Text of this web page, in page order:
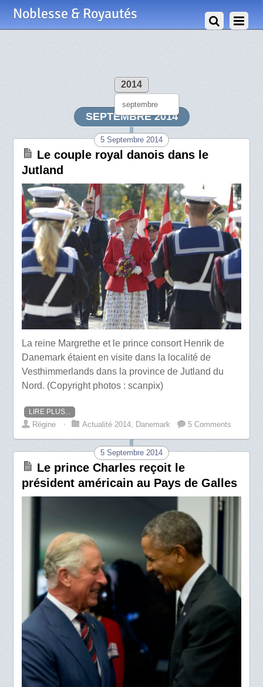
Noblesse & Royautés
2014
septembre
SEPTEMBRE 2014
5 Septembre 2014
Le couple royal danois dans le
Jutland
La reine Margrethe et le prince consort Henrik de
Danemark étaient en visite dans la localité de
Vesthimmerlands dans la province de Jutland du
Nord. (Copyright photos : scanpix)
LIRE PLUS...
Régine ⋅ Actualité 2014, Danemark 5 Comments
5 Septembre 2014
Le prince Charles reçoit le
président américain au Pays de Galles